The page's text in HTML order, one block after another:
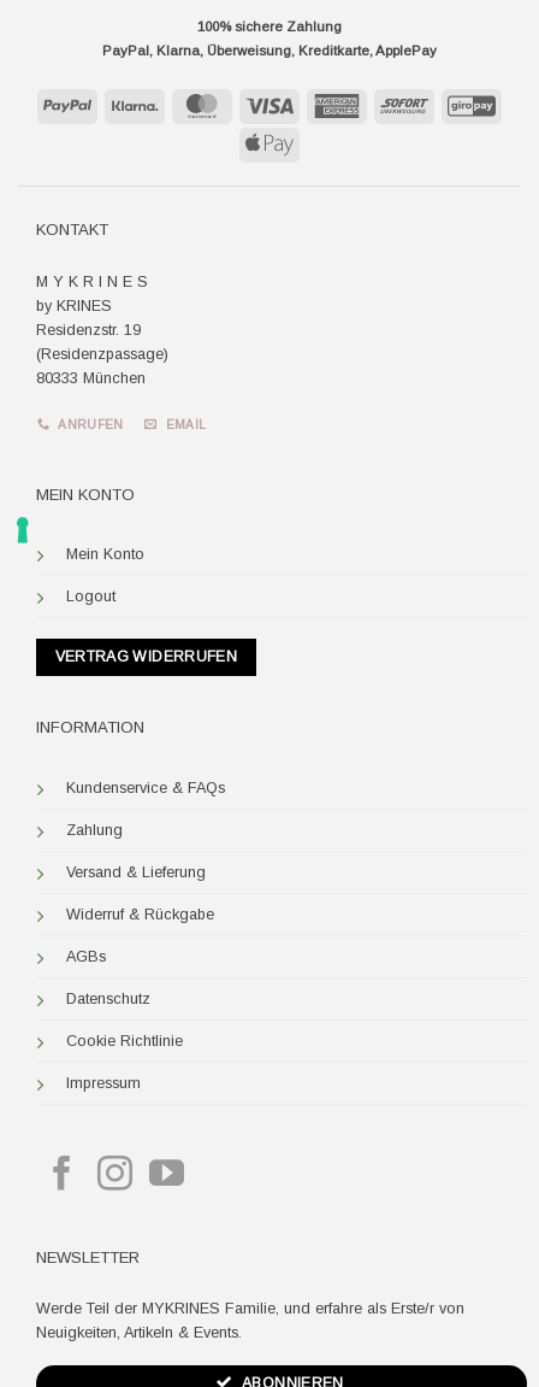
100% sichere Zahlung
PayPal, Klarna, Überweisung, Kreditkarte, ApplePay
PayPal Klarna MasterCard Visa
AmericanSofort
Apple
KONTAKT
M Y K R I N E S
by KRINES
Residenzstr. 19
(Residenzpassage)
80333 München
ANRUFEN EMAIL
MEIN KONTO
Mein Konto
Logout
VERTRAG WIDERRUFEN
INFORMATION
Kundenservice & FAQs
Zahlung
Versand & Lieferung
Widerruf & Rückgabe
AGBs
Datenschutz
Cookie Richtlinie
Impressum
NEWSLETTER
Werde Teil der MYKRINES Familie, und erfahre als Erste/r von
Neuigkeiten, Artikeln & Events.
ABONNIEREN